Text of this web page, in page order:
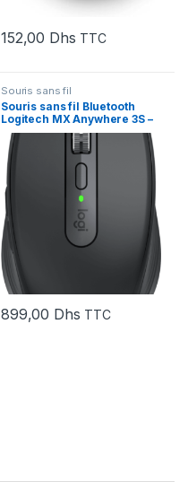
152,00 Dhs TTC
Souris sans fil
Souris sans fil Bluetooth
Logitech MX Anywhere 3S –
GRAPHITE (910-006929)
899,00 Dhs TTC